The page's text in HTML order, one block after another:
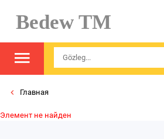
Bedew TM
Главная
Элемент не найден